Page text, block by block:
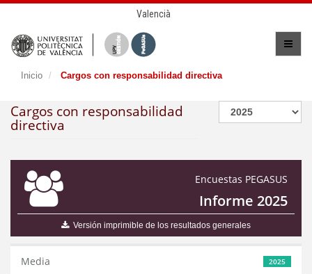
Valencià
Inicio Cargos con responsabilidad directiva
Cargos con responsabilidad
directiva
Encuestas PEGASUS
Informe 2025
Versión imprimible de los resultados generales
2025
Media